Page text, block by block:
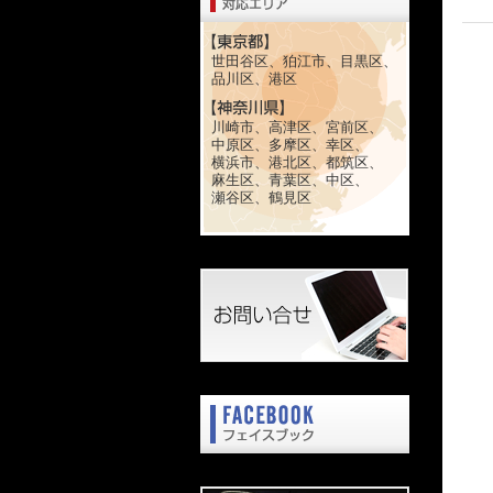
世田谷区、狛江市、目黒区、
品川区、港区
川崎市、高津区、宮前区、
中原区、多摩区、幸区、
横浜市、港北区、都筑区、
麻生区、青葉区、中区、
瀬谷区、鶴見区